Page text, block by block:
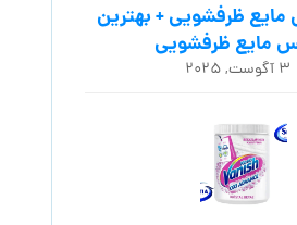
ظرفشویی + بهترین
مایع ظرفشویی
۳ آگوست, ۲۰۲۵